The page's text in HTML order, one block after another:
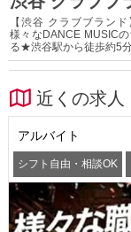
【渋谷 クラブブラン
様々なDANCE MUSIC
る★渋谷駅から徒歩約5
近くの求人
アルバイト
シフト自由・相談OK
髪型・髪色自由 交通